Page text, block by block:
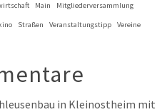
Main Mitgliederversammlung
Straßen Veranstaltungstipp Vereine
in Kleinostheim mit